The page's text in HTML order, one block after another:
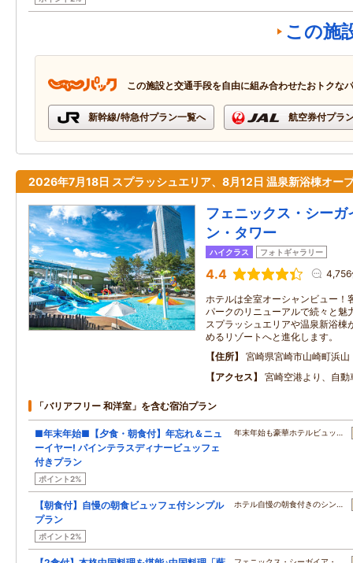
この施
この施設と交通手段を自由に組み合わせたおトクな
新幹線/特急付プラン一覧へ 航空券付プラ
2026年7月18日 スプラッシュエリア、8月12日 温泉新浴棟オー
フェニックス・シー
ン・タワー
ハイクラス フォトギャラリー
4.4 4,756
ホテルは全室オーシャンビュー！
パークのリニューアルで続々と魅
スプラッシュエリアや温泉新浴棟
めるリゾートへと進化します。
住所
宮崎県宮崎市山崎町浜山
アクセス
宮崎空港より、自
「バリアフリー 和洋室」を含む宿泊プラン
■年末年始■【夕食・朝食付】年忘れ＆ニュ
ーイヤー! パインテラスディナービュッフェ
付きプラン
ポイント2%
年末年始も豪華ホテルビュッ…
【朝食付】自慢の朝食ビュッフェ付シンプル
プラン
ポイント2%
ホテル自慢の朝食付きのシン…